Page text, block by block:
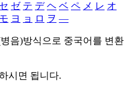
セ ゼ テ デ ヘ ベ ペ メ レ オ
モ ヨ ョ ロ ヲ ―
음)방식으로 중국어를 변환
시면 됩니다.